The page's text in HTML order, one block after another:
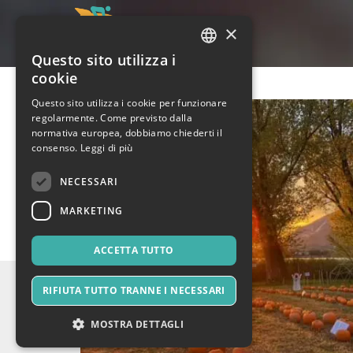
×
Questo sito utilizza i
cookie
Questo sito utilizza i cookie per funzionare
regolarmente. Come previsto dalla
normativa europea, dobbiamo chiederti il
consenso. Leggi di più
NECESSARI
MARKETING
ACCETTA TUTTO
RIFIUTA TUTTO TRANNE I NECESSARI
MOSTRA DETTAGLI